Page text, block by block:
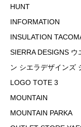
HUNT
INFORMATION
INSULATION
SIERRA DESIGNS
ン シエラデザインズ
LOGO TOTE 3
MOUNTAIN
MOUNTAIN PARKA